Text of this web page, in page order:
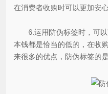
在消费者收购时可以更加安
6.运用防伪标签时，可以
本钱都是恰当的低的，在收
来很多的优点，防伪标签的